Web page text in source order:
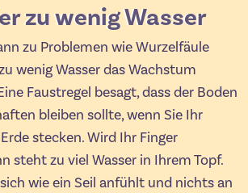
zu wenig Wasser
zu Problemen wie Wurzelfäule
wenig Wasser das Wachstum
Faustregel besagt, dass der Boden
bleiben sollte, wenn Sie Ihr
stecken. Wird Ihr Finger
steht zu viel Wasser in Ihrem Topf.
wie ein Seil anfühlt und nichts an